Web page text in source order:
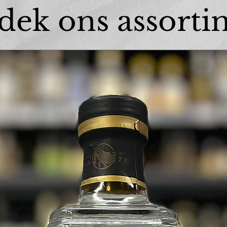
ons